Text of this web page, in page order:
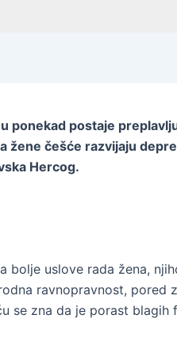
ponekad postaje
žene češće razvijaju
Hercog.
bolje uslove rada žena,
ravnopravnost, pored
se zna da je porast blagih